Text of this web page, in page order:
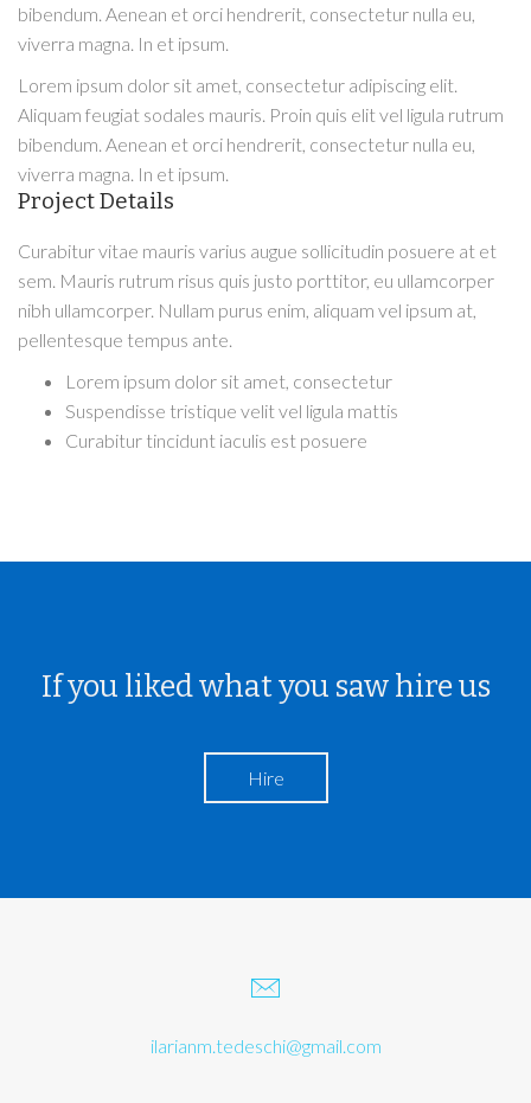
bibendum. Aenean et orci hendrerit, consectetur nulla eu,
viverra magna. In et ipsum.
Lorem ipsum dolor sit amet, consectetur adipiscing elit.
Aliquam feugiat sodales mauris. Proin quis elit vel ligula rutrum
bibendum. Aenean et orci hendrerit, consectetur nulla eu,
viverra magna. In et ipsum.
Project Details
Curabitur vitae mauris varius augue sollicitudin posuere at et
sem. Mauris rutrum risus quis justo porttitor, eu ullamcorper
nibh ullamcorper. Nullam purus enim, aliquam vel ipsum at,
pellentesque tempus ante.
Lorem ipsum dolor sit amet, consectetur
Suspendisse tristique velit vel ligula mattis
Curabitur tincidunt iaculis est posuere
If you liked what you saw hire us
Hire
ilarianm.tedeschi@gmail.com